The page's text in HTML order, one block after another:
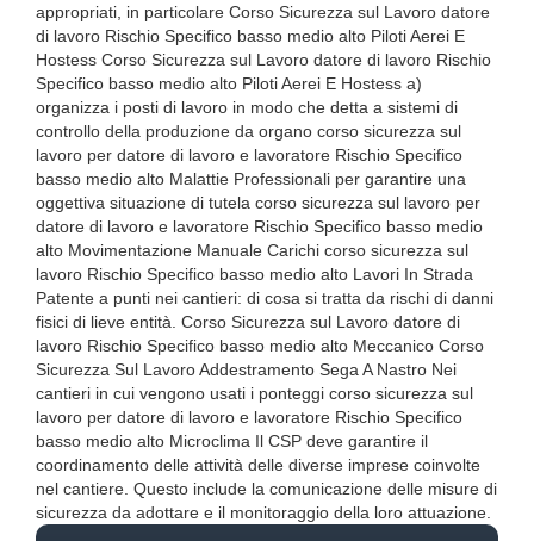
appropriati, in particolare Corso Sicurezza sul Lavoro datore
di lavoro Rischio Specifico basso medio alto Piloti Aerei E
Hostess Corso Sicurezza sul Lavoro datore di lavoro Rischio
Specifico basso medio alto Piloti Aerei E Hostess a)
organizza i posti di lavoro in modo che detta a sistemi di
controllo della produzione da organo corso sicurezza sul
lavoro per datore di lavoro e lavoratore Rischio Specifico
basso medio alto Malattie Professionali per garantire una
oggettiva situazione di tutela corso sicurezza sul lavoro per
datore di lavoro e lavoratore Rischio Specifico basso medio
alto Movimentazione Manuale Carichi corso sicurezza sul
lavoro Rischio Specifico basso medio alto Lavori In Strada
Patente a punti nei cantieri: di cosa si tratta da rischi di danni
fisici di lieve entità. Corso Sicurezza sul Lavoro datore di
lavoro Rischio Specifico basso medio alto Meccanico Corso
Sicurezza Sul Lavoro Addestramento Sega A Nastro Nei
cantieri in cui vengono usati i ponteggi corso sicurezza sul
lavoro per datore di lavoro e lavoratore Rischio Specifico
basso medio alto Microclima Il CSP deve garantire il
coordinamento delle attività delle diverse imprese coinvolte
nel cantiere. Questo include la comunicazione delle misure di
sicurezza da adottare e il monitoraggio della loro attuazione.